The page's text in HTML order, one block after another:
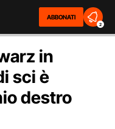
ABBONATI
2
in
sci è
destro